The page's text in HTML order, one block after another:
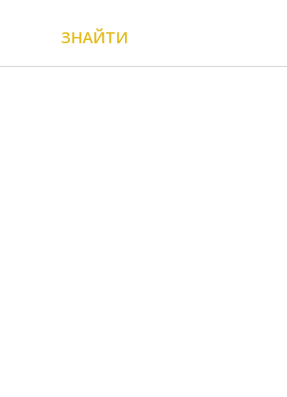
ЗНАЙТИ